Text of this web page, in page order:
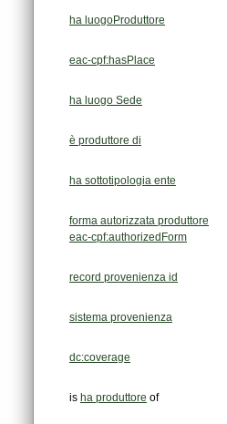
ha luogoProduttore
eac-cpf:hasPlace
ha luogo Sede
è produttore di
ha sottotipologia ente
forma autorizzata produttore
eac-cpf:authorizedForm
record provenienza id
sistema provenienza
dc:coverage
is ha produttore of